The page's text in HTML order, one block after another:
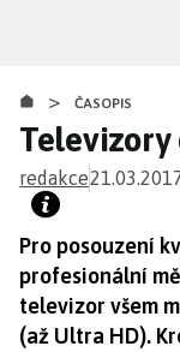
obsahu
> ČASOPIS
Televizory
redakce
Pro posouzení
profesionální
televizor všem
(až Ultra HD).